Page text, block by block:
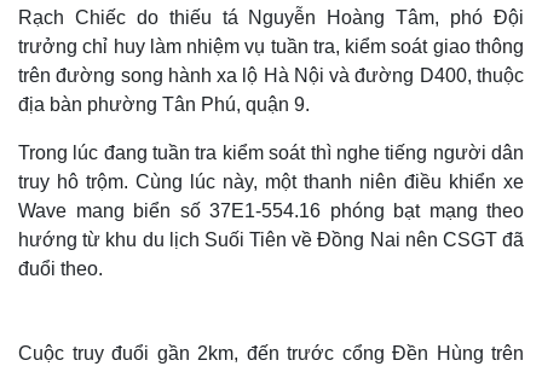
Rạch Chiếc do thiếu tá Nguyễn Hoàng Tâm, phó Đội
trưởng chỉ huy làm nhiệm vụ tuần tra, kiểm soát giao thông
trên đường song hành xa lộ Hà Nội và đường D400, thuộc
địa bàn phường Tân Phú, quận 9.
Trong lúc đang tuần tra kiểm soát thì nghe tiếng người dân
truy hô trộm. Cùng lúc này, một thanh niên điều khiển xe
Wave mang biển số 37E1-554.16 phóng bạt mạng theo
hướng từ khu du lịch Suối Tiên về Đồng Nai nên CSGT đã
đuổi theo.
Cuộc truy đuổi gần 2km, đến trước cổng Đền Hùng trên